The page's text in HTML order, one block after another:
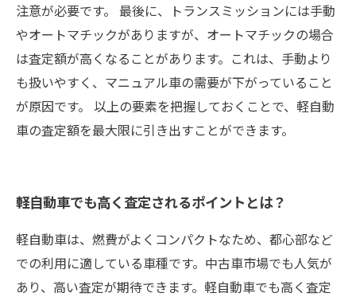
注意が必要です。 最後に、トランスミッションには手動
やオートマチックがありますが、オートマチックの場合
は査定額が高くなることがあります。これは、手動より
も扱いやすく、マニュアル車の需要が下がっていること
が原因です。 以上の要素を把握しておくことで、軽自動
車の査定額を最大限に引き出すことができます。
軽自動車でも高く査定されるポイントとは？
軽自動車は、燃費がよくコンパクトなため、都心部など
での利用に適している車種です。中古車市場でも人気が
あり、高い査定が期待できます。軽自動車でも高く査定